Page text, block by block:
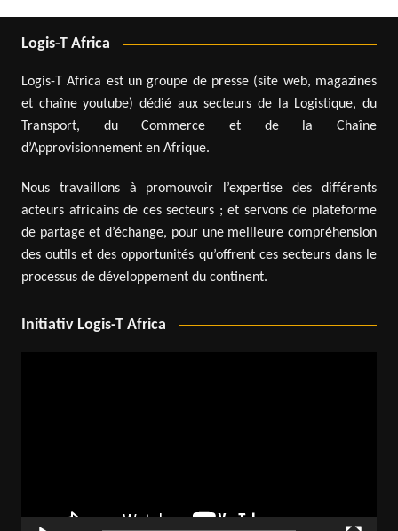
Logis-T Africa
Logis-T Africa est un groupe de presse (site web, magazines
et chaîne youtube) dédié aux secteurs de la Logistique, du
Transport, du Commerce et de la Chaîne
d’Approvisionnement en Afrique.
Nous travaillons à promouvoir l’expertise des différents
acteurs africains de ces secteurs ; et servons de plateforme
de partage et d’échange, pour une meilleure compréhension
des outils et des opportunités qu’offrent ces secteurs dans le
processus de développement du continent.
Initiativ Logis-T Africa